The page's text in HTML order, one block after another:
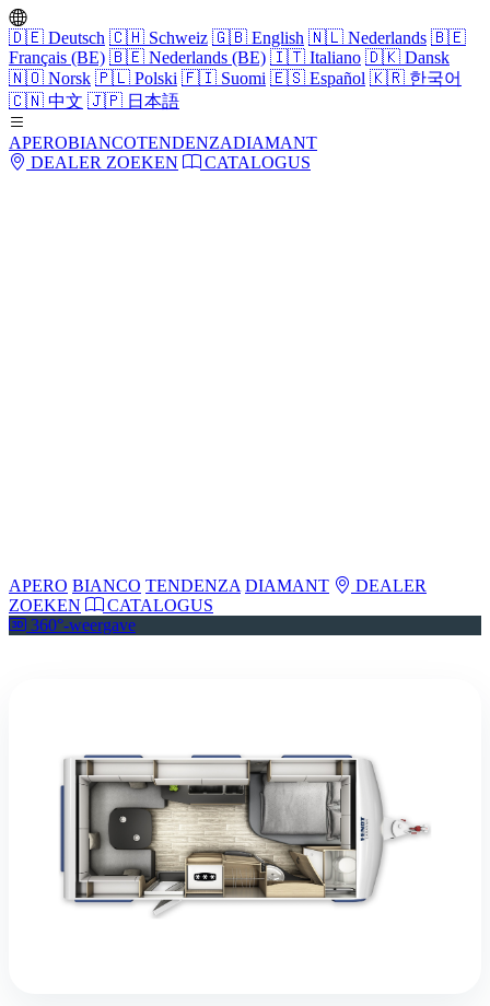
🇩🇪 Deutsch 🇨🇭 Schweiz 🇬🇧 English 🇳🇱 Nederlands 🇧🇪
Français (BE) 🇧🇪 Nederlands (BE) 🇮🇹 Italiano 🇩🇰 Dansk
🇳🇴 Norsk 🇵🇱 Polski 🇫🇮 Suomi 🇪🇸 Español 🇰🇷 한국어
🇨🇳 中文 🇯🇵 日本語
APEROBIANCOTENDENZADIAMANT
DEALER ZOEKEN
CATALOGUS
APERO BIANCO TENDENZA DIAMANT
DEALER
ZOEKEN
CATALOGUS
360°-weergave